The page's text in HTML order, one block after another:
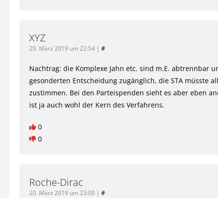
XYZ
20. März 2019 um 22:54 | #
Nachtrag: die Komplexe Jahn etc. sind m.E. abtrennbar
gesonderten Entscheidung zugänglich, die STA müsste
zustimmen. Bei den Parteispenden sieht es aber eben
ist ja auch wohl der Kern des Verfahrens.
0
0
Roche-Dirac
20. März 2019 um 23:00 | #